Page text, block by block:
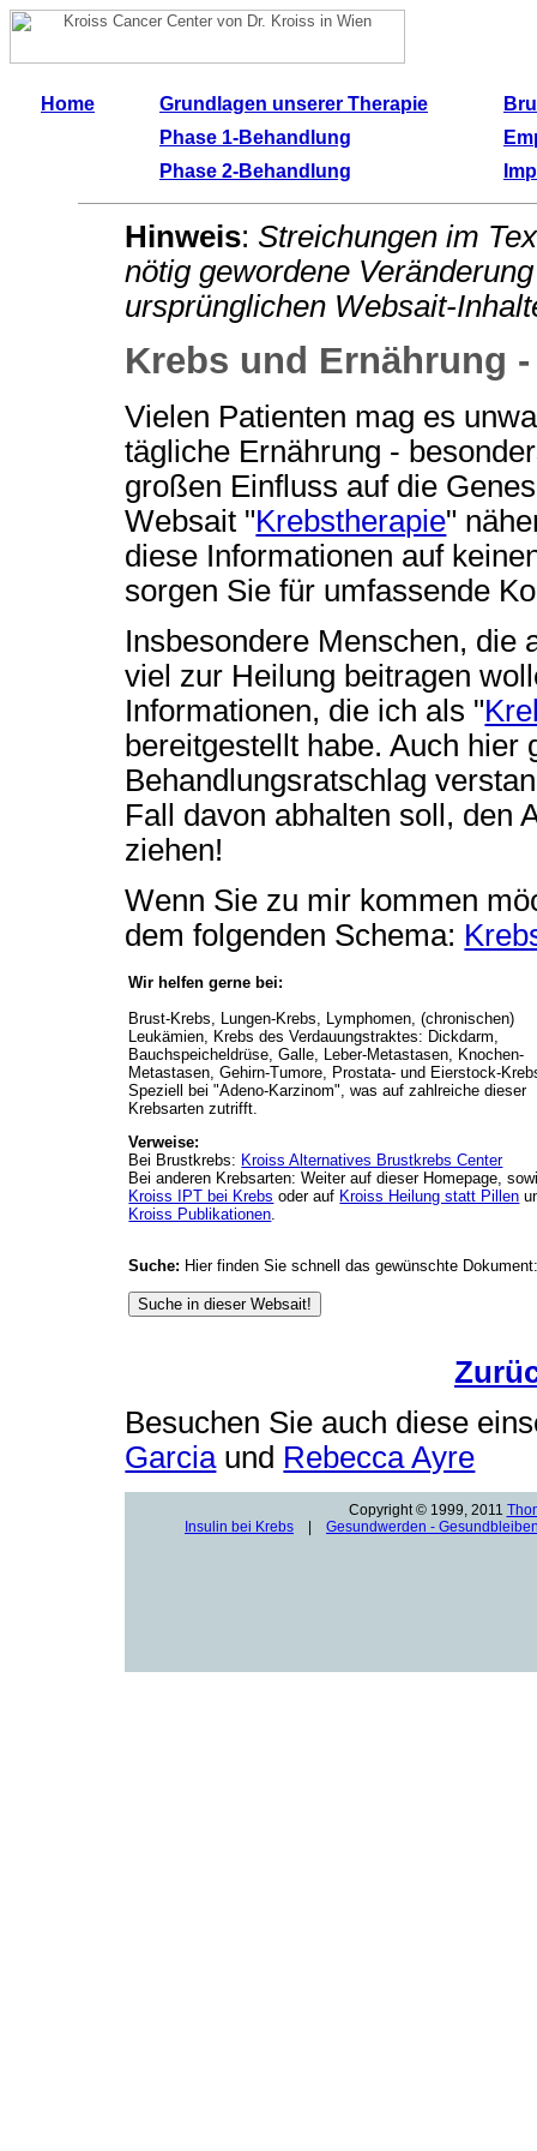
Home Grundlagen unserer Therapie
Phase 1-Behandlung
Phase 2-Behandlung
Hinweis:Streichungen im
nötig gewordene
ursprünglichen Websait-
Krebs und Ernährung
Vielen Patienten mag es
tägliche Ernährung -
großen Einfluss auf die
Websait "Krebstherapie"
diese Informationen auf
sorgen Sie für umfassende
Insbesondere Menschen, die
viel zur Heilung beitragen
Informationen, die ich als "
bereitgestellt habe. Auch hier
Behandlungsratschlag
Fall davon abhalten soll, den
ziehen!
Wenn Sie zu mir kommen
dem folgenden Schema:
Wir helfen gerne bei:
Brust-Krebs, Lungen-Krebs, Lymphomen, (chronischen)
Leukämien, Krebs des Verdauungstraktes: Dickdarm,
Bauchspeicheldrüse, Galle, Leber-Metastasen, Knochen-
Metastasen, Gehirn-Tumore, Prostata- und Eierstock-
Speziell bei "Adeno-Karzinom", was auf zahlreiche dieser
Krebsarten zutrifft.
Verweise:
Bei Brustkrebs: Kroiss Alternatives Brustkrebs Center
Bei anderen Krebsarten: Weiter auf dieser Homepage,
Kroiss IPT bei Krebs oder auf Kroiss Heilung statt Pillen
Kroiss Publikationen
Suche: Hier finden Sie schnell das gewünschte
Besuchen Sie auch diese
Garciaund Rebecca Ayre